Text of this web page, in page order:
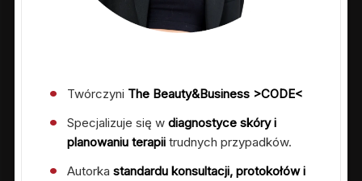
Twórczyni The Beauty&Business >CODE<
Specjalizuje się w diagnostyce skóry i
planowaniu terapiitrudnych przypadków.
Autorka standardu konsultacji, protokołów i